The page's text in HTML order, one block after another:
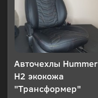
Авточехлы Hummer
H2 экокожа
"Трансформер"